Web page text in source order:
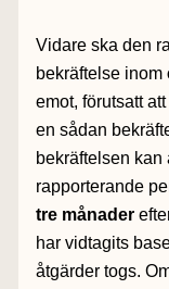
Vidare ska den
bekräftelse inom
emot, förutsatt
en sådan
bekräftelsen
rapporterande
tre månader
har vidtagits
åtgärder togs.